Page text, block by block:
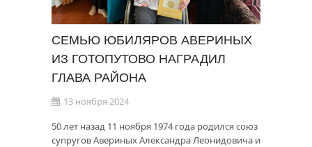
СЕМЬЮ ЮБИЛЯРОВ АВЕРИНЫХ
ИЗ ГОТОПУТОВО НАГРАДИЛ
ГЛАВА РАЙОНА
13 ноября 2024
50 лет назад 11 ноября 1974 года родился союз
супругов Авериных Александра Леонидовича и